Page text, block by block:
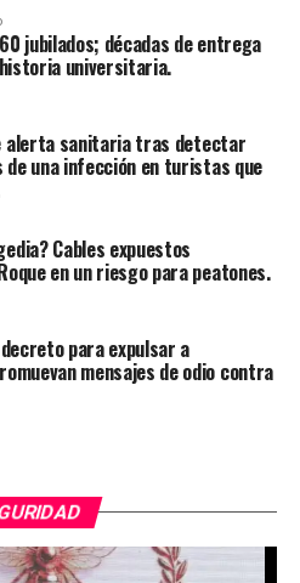
jubilados; décadas de entrega
universitaria.
alerta sanitaria tras detectar
de una infección en turistas que
Cables expuestos
en un riesgo para peatones.
para expulsar a
mensajes de odio contra